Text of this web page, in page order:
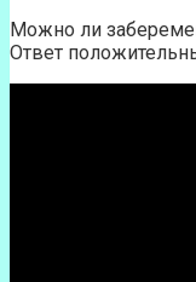
Можно ли
Ответ